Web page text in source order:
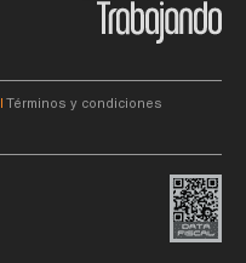
Términos y condiciones